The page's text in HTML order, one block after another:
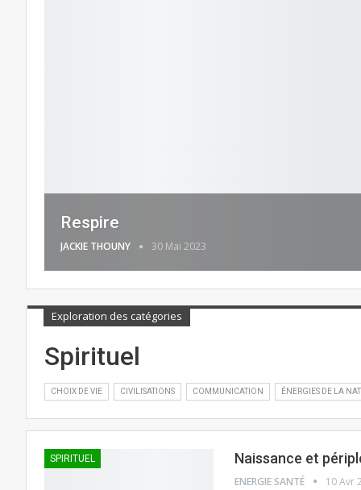
Respire
JACKIE THOUNY 30 Mai 2023
Exploration des catégories
Spirituel
CHOIX DE VIE CIVILISATIONS COMMUNICATION ÉNERGIES DE LA
SPIRITUEL Naissance et
ENERGIE SANTÉ 10 Avr